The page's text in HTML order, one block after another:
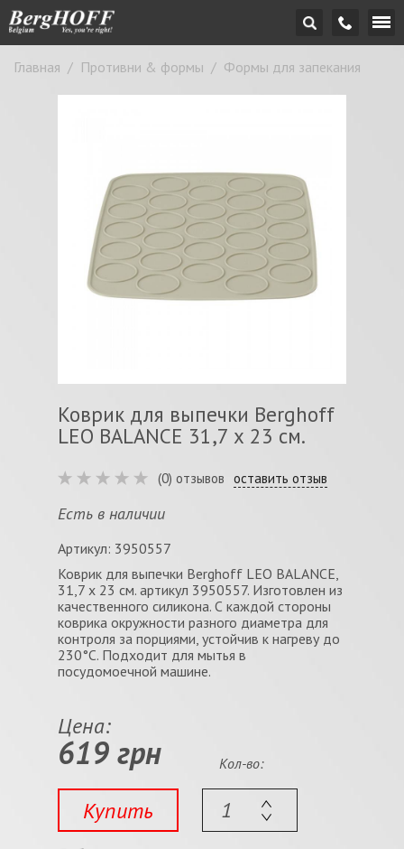
Главная / Противни & формы / Формы для запекания
Коврик для выпечки Berghoff
LEO BALANCE 31,7 х 23 см.
(0) отзывов оставить отзыв
Есть в наличии
Артикул: 3950557
Коврик для выпечки Berghoff LEO BALANCE,
31,7 х 23 см. артикул 3950557. Изготовлен из
качественного силикона. С каждой стороны
коврика окружности разного диаметра для
контроля за порциями, устойчив к нагреву до
230°C. Подходит для мытья в
посудомоечной машине.
Цена:
619 грн
Купить
Кол-во: